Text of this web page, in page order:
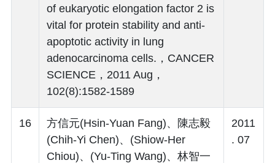
of eukaryotic elongation factor 2 is
vital for protein stability and anti-
apoptotic activity in lung
adenocarcinoma cells.，CANCER
SCIENCE，2011 Aug，
102(8):1582-1589
16
方信元(Hsin-Yuan Fang)、陳志毅
(Chih-Yi Chen)、(Shiow-Her
Chiou)、(Yu-Ting Wang)、林智一
2011
. 07